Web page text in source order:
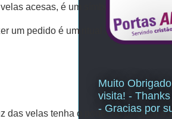
acesas, é um símbolo da vida
um pedido é um ritual antigo que
das velas tenha o poder de purificar
Muito
visita! -
- Gracias por